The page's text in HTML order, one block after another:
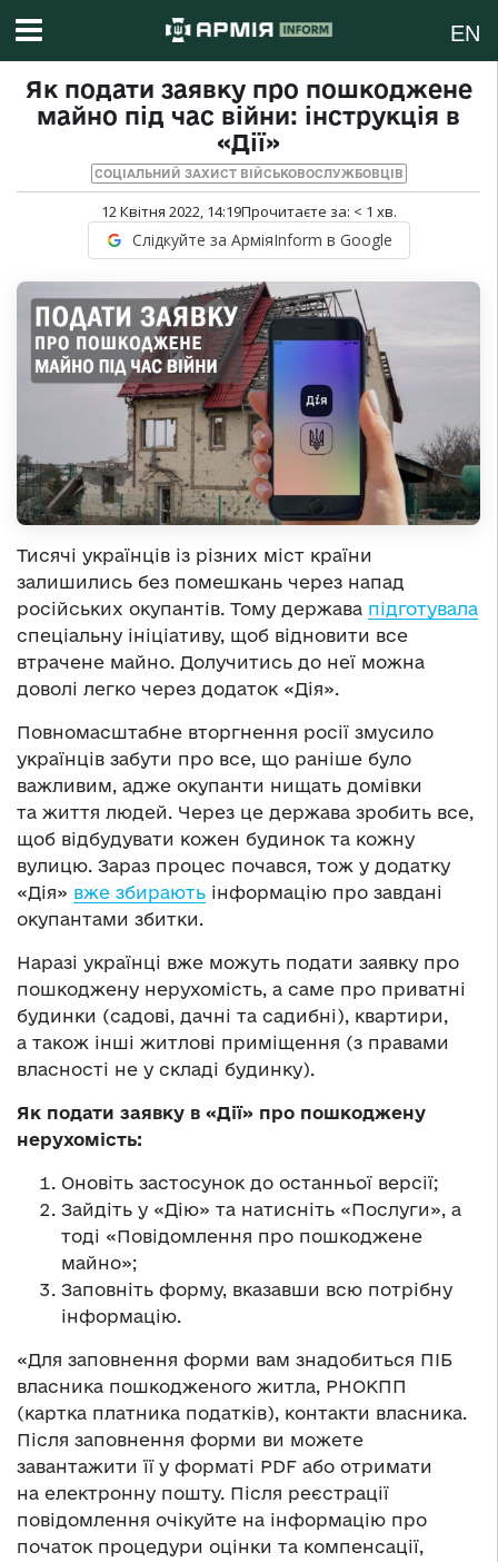
EN
Як подати заявку про пошкоджене
майно під час війни: інструкція в
«Дії»
СОЦІАЛЬНИЙ ЗАХИСТ ВІЙСЬКОВОСЛУЖБОВЦІВ
12 Квітня 2022, 14:19Прочитаєте за: < 1 хв.
Слідкуйте за АрміяInform в Google
Тисячі українців із різних міст країни
залишились без помешкань через напад
російських окупантів. Тому держава підготувала
спеціальну ініціативу, щоб відновити все
втрачене майно. Долучитись до неї можна
доволі легко через додаток «Дія».
Повномасштабне вторгнення росії змусило
українців забути про все, що раніше було
важливим, адже окупанти нищать домівки
та життя людей. Через це держава зробить все,
щоб відбудувати кожен будинок та кожну
вулицю. Зараз процес почався, тож у додатку
«Дія» вже збирають інформацію про завдані
окупантами збитки.
Наразі українці вже можуть подати заявку про
пошкоджену нерухомість, а саме про приватні
будинки (садові, дачні та садибні), квартири,
а також інші житлові приміщення (з правами
власності не у складі будинку).
Як подати заявку в «Дії» про пошкоджену
нерухомість:
Оновіть застосунок до останньої версії;
Зайдіть у «Дію» та натисніть «Послуги», а
тоді «Повідомлення про пошкоджене
майно»;
Заповніть форму, вказавши всю потрібну
інформацію.
«Для заповнення форми вам знадобиться ПІБ
власника пошкодженого житла, РНОКПП
(картка платника податків), контакти власника.
Після заповнення форми ви можете
завантажити її у форматі PDF або отримати
на електронну пошту. Після реєстрації
повідомлення очікуйте на інформацію про
початок процедури оцінки та компенсації,